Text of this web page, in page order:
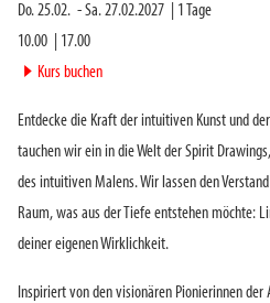
Do. 25.02. -Sa. 27.02.2027 1
Tage
10.00
17.00
► Kurs buchen
Entdecke die Kraft der intuitiven Kunst und
tauchen wir ein in die Welt der Spirit
des intuitiven Malens. Wir lassen den
Raum, was aus der Tiefe entstehen möchte:
deiner eigenen Wirklichkeit.
Inspiriert von den visionären Pionierinnen